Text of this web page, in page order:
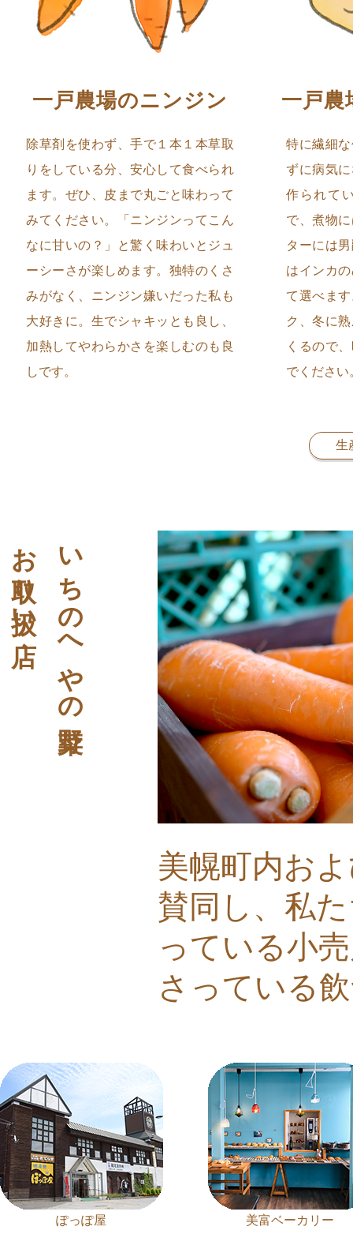
一戸農場のニンジン
除草剤を使わず、手で１本１本草取
りをしている分、安心して食べられ
ます。ぜひ、皮まで丸ごと味わって
みてください。「ニンジンってこん
なに甘いの？」と驚く味わいとジュ
ーシーさが楽しめます。独特のくさ
みがなく、ニンジン嫌いだった私も
大好きに。生でシャキッとも良し、
加熱してやわらかさを楽しむのも良
しです。
一戸農
特に繊細
ずに病気
作られて
で、煮物
ターには
はインカ
て選べま
ク、冬に
くるので
でください
生
いちのへやの野菜
お取り扱い店
美幌町内お
賛同し、私
っている小
さっている
ぽっぽ屋 美富ベーカリー